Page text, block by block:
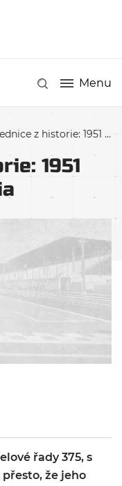
Menu
z historie: 1951 První triumf Fangia
1951
řady 375, s
že jeho